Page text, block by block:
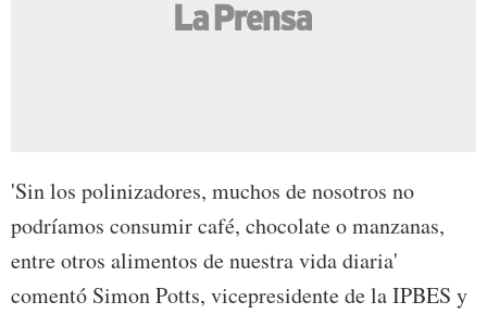
'Sin los polinizadores, muchos de nosotros no
podríamos consumir café, chocolate o manzanas,
entre otros alimentos de nuestra vida diaria'
comentó Simon Potts, vicepresidente de la IPBES y